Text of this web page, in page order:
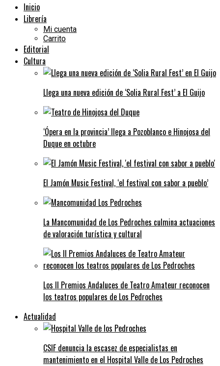
Inicio
Librería
Mi cuenta
Carrito
Editorial
Cultura
Llega una nueva edición de ‘Solia Rural Fest’ a El Guijo
‘Ópera en la provincia’ llega a Pozoblanco e Hinojosa del
Duque en octubre
El Jamón Music Festival, ‘el festival con sabor a pueblo’
La Mancomunidad de Los Pedroches culmina actuaciones
de valoración turística y cultural
Los II Premios Andaluces de Teatro Amateur reconocen
los teatros populares de Los Pedroches
Actualidad
CSIF denuncia la escasez de especialistas en
mantenimiento en el Hospital Valle de Los Pedroches